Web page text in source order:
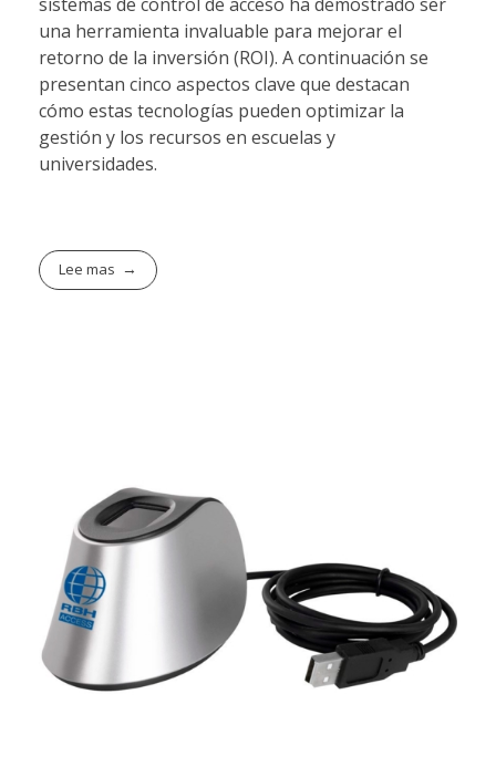
una herramienta invaluable para mejorar el
retorno de la inversión (ROI). A continuación se
presentan cinco aspectos clave que destacan
cómo estas tecnologías pueden optimizar la
gestión y los recursos en escuelas y
universidades.
Lee mas